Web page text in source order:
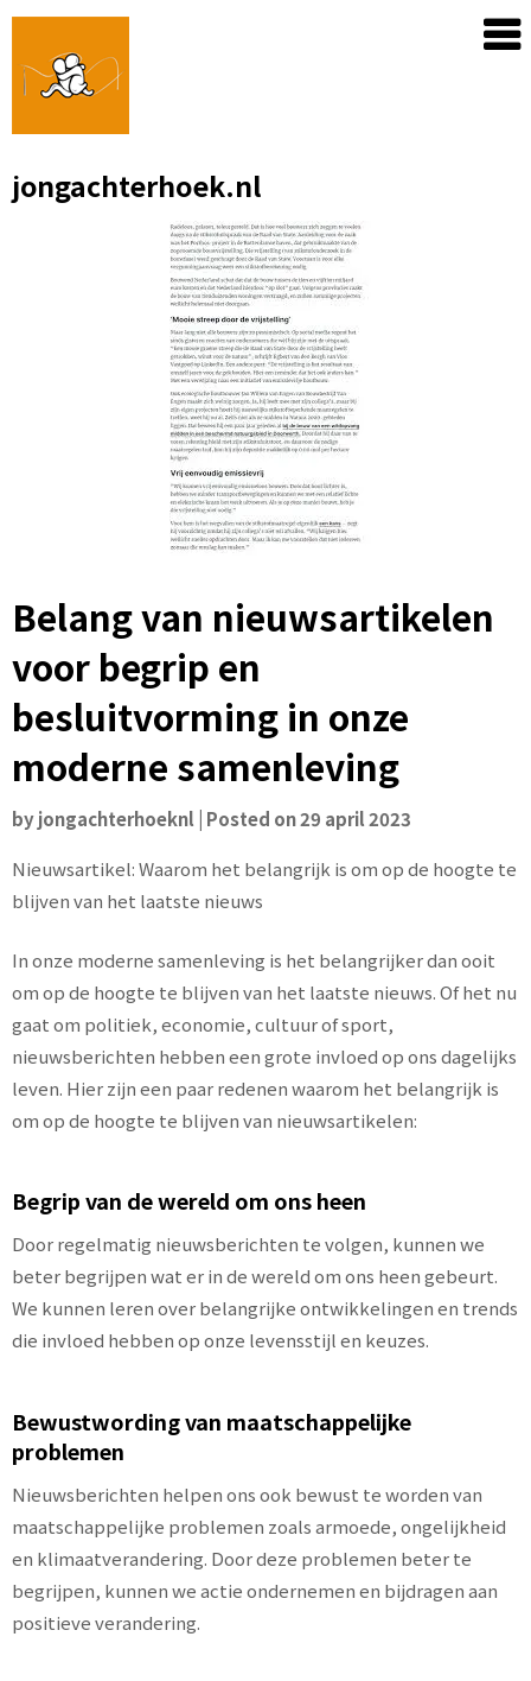
Skip
content
jongachterhoek.nl
Belang van nieuwsartikelen
voor begrip en
besluitvorming in onze
moderne samenleving
byjongachterhoeknl Posted on29 april 2023
Nieuwsartikel: Waarom het belangrijk is om op de hoogte te
blijven van het laatste nieuws
In onze moderne samenleving is het belangrijker dan ooit
om op de hoogte te blijven van het laatste nieuws. Of het nu
gaat om politiek, economie, cultuur of sport,
nieuwsberichten hebben een grote invloed op ons dagelijks
leven. Hier zijn een paar redenen waarom het belangrijk is
om op de hoogte te blijven van nieuwsartikelen:
Begrip van de wereld om ons heen
Door regelmatig nieuwsberichten te volgen, kunnen we
beter begrijpen wat er in de wereld om ons heen gebeurt.
We kunnen leren over belangrijke ontwikkelingen en trends
die invloed hebben op onze levensstijl en keuzes.
Bewustwording van maatschappelijke
problemen
Nieuwsberichten helpen ons ook bewust te worden van
maatschappelijke problemen zoals armoede, ongelijkheid
en klimaatverandering. Door deze problemen beter te
begrijpen, kunnen we actie ondernemen en bijdragen aan
positieve verandering.